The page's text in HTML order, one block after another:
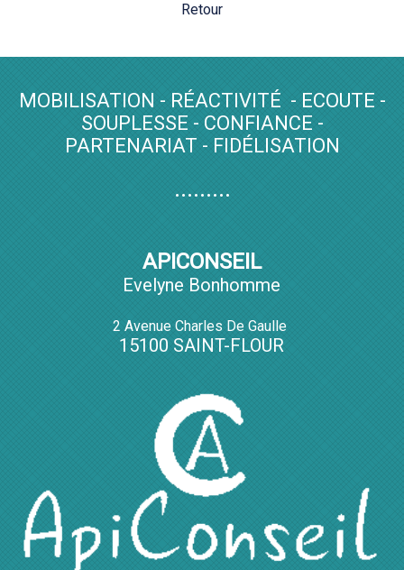
Retour
MOBILISATION - RÉACTIVITÉ - ECOUTE -
SOUPLESSE - CONFIANCE -
PARTENARIAT - FIDÉLISATION
.........
APICONSEIL
Evelyne Bonhomme
2 Avenue Charles De Gaulle
15100 SAINT-FLOUR